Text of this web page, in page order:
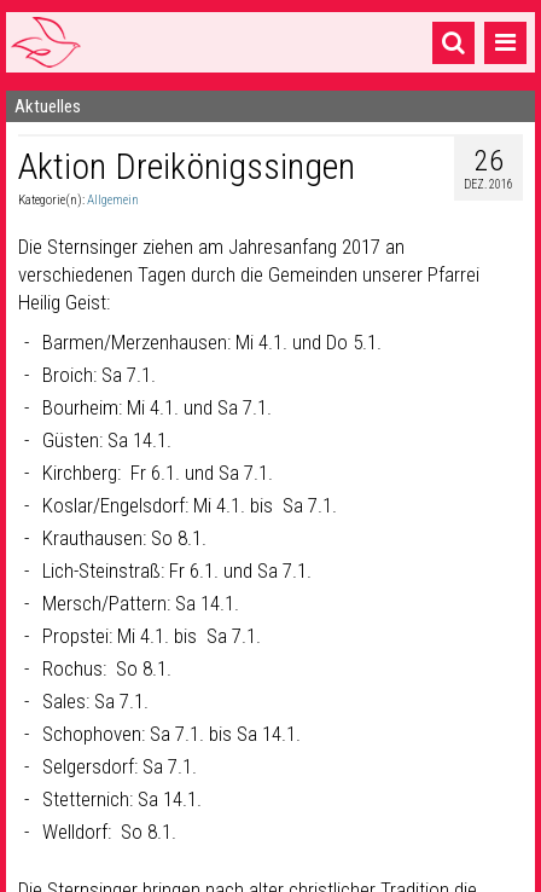
Startseite
1 Pfarrei
16 Gemeinden & mehr
Gottesdienste & Sinnsuche
Sakramente & Feste
Gemeinschaft & Soziales
Musik& Kultur
Seelsorge & Kontakt
Aktuelles
26
DEZ. 2016
Aktion Dreikönigssingen
Kategorie(n):Allgemein
Die Sternsinger ziehen am Jahresanfang 2017 an
verschiedenen Tagen durch die Gemeinden unserer Pfarrei
Heilig Geist:
Barmen/Merzenhausen: Mi 4.1. und Do 5.1.
Broich: Sa 7.1.
Bourheim: Mi 4.1. und Sa 7.1.
Güsten: Sa 14.1.
Kirchberg: Fr 6.1. und Sa 7.1.
Koslar/Engelsdorf: Mi 4.1. bis Sa 7.1.
Krauthausen: So 8.1.
Lich-Steinstraß: Fr 6.1. und Sa 7.1.
Mersch/Pattern: Sa 14.1.
Propstei: Mi 4.1. bis Sa 7.1.
Rochus: So 8.1.
Sales: Sa 7.1.
Schophoven: Sa 7.1. bis Sa 14.1.
Selgersdorf: Sa 7.1.
Stetternich: Sa 14.1.
Welldorf: So 8.1.